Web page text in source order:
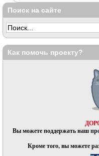
Поиск на сайте
Как помочь проекту?
Вы можете поддержать наш
Кроме того, вы можете